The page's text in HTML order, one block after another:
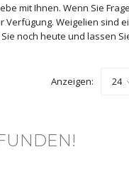
mit Ihnen. Wenn Sie
Weigelien sind
noch heute und lassen
Anzeigen: